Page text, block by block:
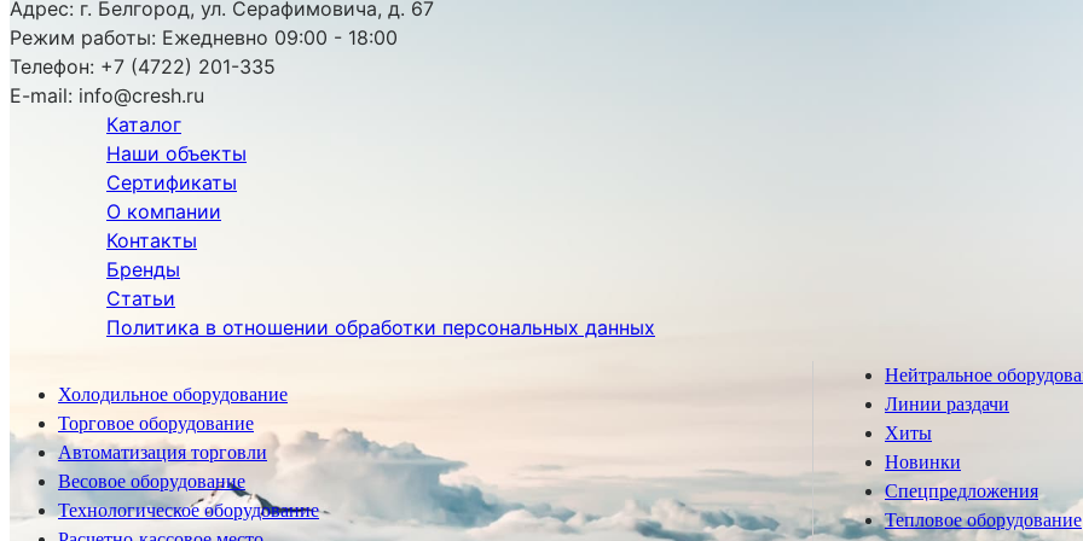
Адрес: г. Белгород, ул. Серафимовича, д. 67
Режим работы: Ежедневно 09:00 - 18:00
Телефон: +7 (4722) 201-335
E-mail: info@cresh.ru
Каталог
Наши объекты
Сертификаты
О компании
Контакты
Бренды
Статьи
Политика в отношении обработки персональных данных
Холодильное оборудование
Торговое оборудование
Автоматизация торговли
Весовое оборудование
Технологическое оборудование
Нейтральное
Линии раздачи
Хиты
Новинки
Спецпредложения
Тепловое оборудование